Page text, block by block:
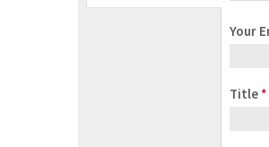
Your
Title *